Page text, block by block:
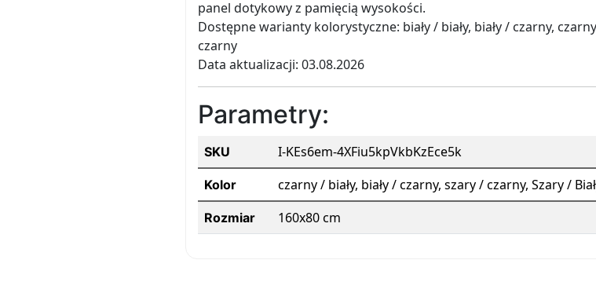
panel dotykowy z pamięcią wysokości.
Dostępne warianty kolorystyczne: biały / biały, biały / czarny,
czarny
Data aktualizacji: 03.08.2026
Parametry:
SKU I-KEs6em-4XFiu5kpVkbKzEce5k
Kolor czarny / biały, biały / czarny, szary / czarny, Szary /
Rozmiar 160x80 cm